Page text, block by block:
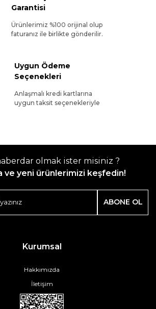
Garantisi
Ürünlerimiz %100 orijinal olup
faturanız ile birlikte gönderilir.
Uygun Ödeme
Seçenekleri
Anlaşmalı kredi kartlarına
uygun taksit seçenekleriyle
olmak ister misiniz ?
ve yeni ürünlerimizi keşfedin!
ABONE OL
Kurumsal
Hakkımızda
İletişim